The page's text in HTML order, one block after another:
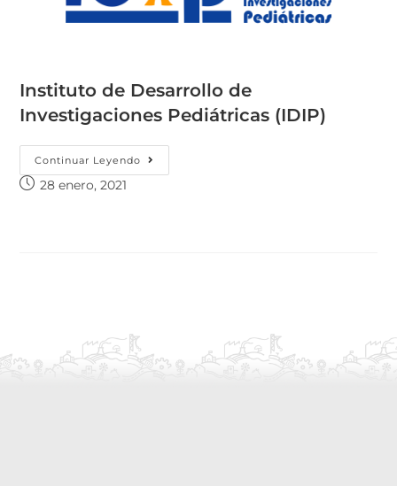
Instituto de Desarrollo de
Investigaciones Pediátricas (IDIP)
Continuar Leyendo
28 enero, 2021